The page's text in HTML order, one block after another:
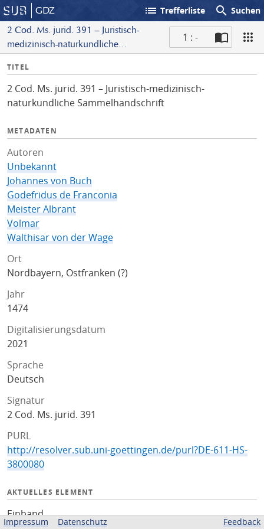
GDZ list Trefferliste search Suchen
2 Cod. Ms. jurid. 391 – Juristisch-
medizinisch-naturkundliche
1 : -
I
f
o
TITEL
2 Cod. Ms. jurid. 391 – Juristisch-medizinisch-
naturkundliche Sammelhandschrift
METADATEN
Autoren
Unbekannt
Johannes von Buch
Godefridus de Franconia
Meister Albrant
Volmar
Walthisar von der Wage
Ort
Nordbayern, Ostfranken (?)
Jahr
1474
Digitalisierungsdatum
2021
Sprache
Deutsch
Signatur
2 Cod. Ms. jurid. 391
PURL
http://resolver.sub.uni-goettingen.de/purl?DE-611-HS-
3800080
AKTUELLES ELEMENT
Einband
Impressum Datenschutz Feedback